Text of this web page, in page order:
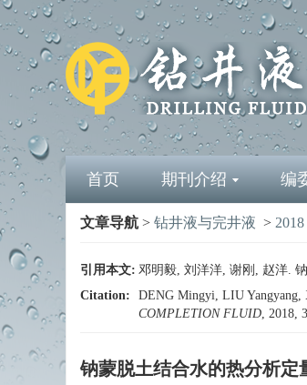
首页 期刊介绍 编
文章导航 > 钻井液与完井液 > 2018
引用本文: 邓明毅, 刘洋洋, 谢刚, 赵洋.
Citation:
DENG Mingyi, LIU Yangyang,
COMPLETION FLUID, 2018,
钠蒙脱土结合水的热分析定